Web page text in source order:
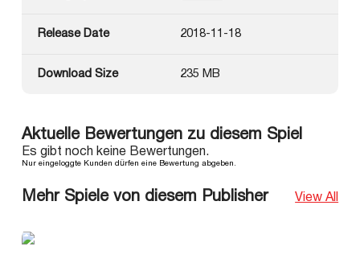
Release Date 2018-11-18
Download Size 235 MB
Aktuelle Bewertungen zu diesem Spiel
Es gibt noch keine Bewertungen.
Nur eingeloggte Kunden dürfen eine Bewertung abgeben.
Mehr Spiele von diesem Publisher View All